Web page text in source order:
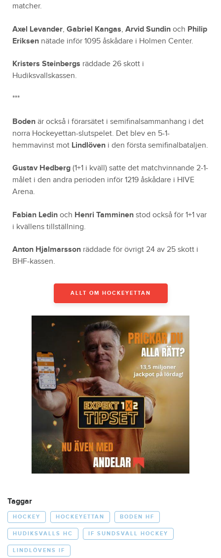
matcher.
Axel Levander, Gabriel Kangas, Arvid Sundin och Philip
Eriksen nätade inför 1095 åskådare i Holmen Center.
Kristers Steinbergs räddade 26 skott i
Hudiksvallskassen.
***
Boden är också i förarsätet i semifinalsammanhang i det
norra Hockeyettan-slutspelet. Det blev en 5-1-
hemmavinst mot Lindlöven i den första semifinalbataljen.
Gustav Hedberg (1+1 i kväll) satte det matchvinnande 2-1-
målet i den andra perioden inför 1219 åskådare i HIVE
Arena.
Fabian Ledin och Henri Tamminen stod också för 1+1 var
i kvällens tillställning.
Anton Hjalmarsson räddade för övrigt 24 av 25 skott i
BHF-kassen.
ALLT OM HOCKEYETTAN
Taggar
HOCKEY HOCKEYETTAN BODEN HF
HUDIKSVALLS HC IF SUNDSVALL HOCKEY
LINDLÖVENS IF